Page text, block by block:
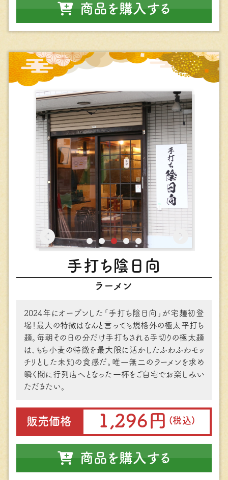
商品を購入する
⼿打ち陰⽇向
ラーメン
2024年にオープンした「⼿打ち陰⽇向」が宅麺初登
場！最⼤の特徴はなんと⾔っても規格外の極太平打ち
麺。毎朝その⽇の分だけ⼿打ちされる⼿切りの極太麺
は、もち⼩⻨の特徴を最⼤限に活かしたふわふわモッ
チリとした未知の⾷感だ。唯⼀無⼆のラーメンを求め
瞬く間に⾏列店へとなった⼀杯をご⾃宅でお楽しみい
ただきたい。
販売価格 1,296円 (税込)
商品を購入する